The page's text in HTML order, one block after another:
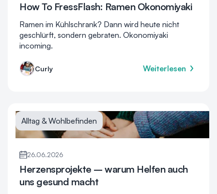
How To FressFlash: Ramen Okonomiyaki
Ramen im Kühlschrank? Dann wird heute nicht
geschlürft, sondern gebraten. Okonomiyaki
incoming.
Curly Weiterlesen
Alltag & Wohlbefinden
26.06.2026
Herzensprojekte – warum Helfen auch
uns gesund macht